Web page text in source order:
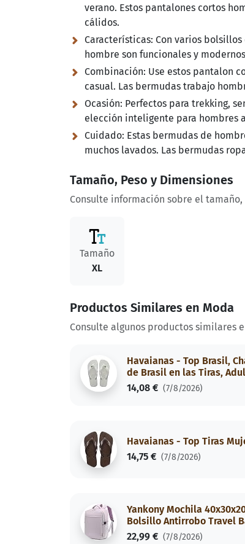
verano. Estos pantalones cortos
cálidos.
Características: Con varios
hombre son funcionales y
Combinación: Use estos pantalon
casual. Las bermudas trabajo
Ocasión: Perfectos para trekking,
elección inteligente para hombres
Cuidado: Estas bermudas de
muchos lavados. Las bermudas
Tamaño, Peso y Dimensiones
Consulte información sobre el
Tamaño
XL
Productos Similares en Moda
Consulte algunos productos similares
Havaianas - Top Brasil,
de Brasil en las Tiras,
14,08 € (7/8/2026)
Havaianas - Top Tiras
14,75 € (7/8/2026)
Yankony Mochila
Bolsillo Antirrobo Travel
22,99 € (7/8/2026)